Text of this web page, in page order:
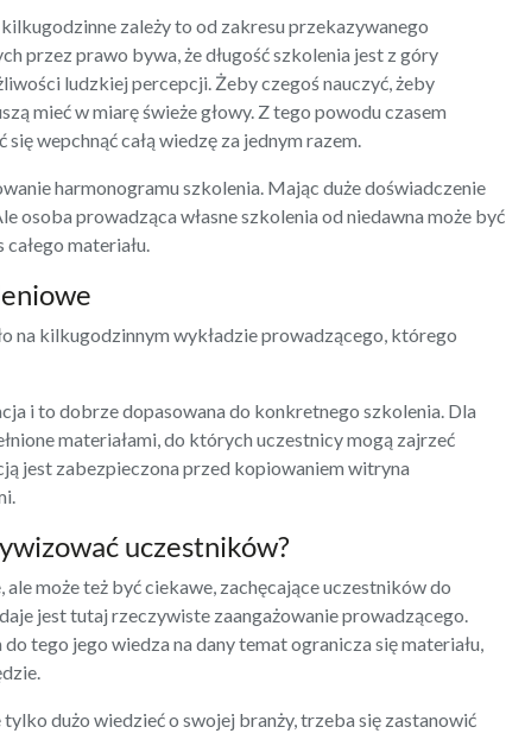
zależy to od zakresu przekazywanego
przez prawo bywa, że długość szkolenia jest z góry
ludzkiej percepcji. Żeby czegoś nauczyć, żeby
mieć w miarę świeże głowy. Z tego powodu czasem
wepchnąć całą wiedzę za jednym razem.
harmonogramu szkolenia. Mając duże doświadczenie
osoba prowadząca własne szkolenia od niedawna może być
materiału.
na kilkugodzinnym wykładzie prowadzącego, którego
i to dobrze dopasowana do konkretnego szkolenia. Dla
materiałami, do których uczestnicy mogą zajrzeć
jest zabezpieczona przed kopiowaniem witryna
uczestników?
może też być ciekawe, zachęcające uczestników do
jest tutaj rzeczywiste zaangażowanie prowadzącego.
tego jego wiedza na dany temat ogranicza się materiału,
dużo wiedzieć o swojej branży, trzeba się zastanowić